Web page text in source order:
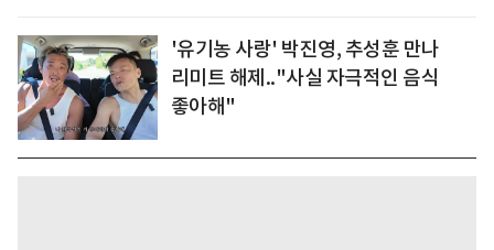
'유기농 사랑' 박진영, 추성훈 만나
리미트 해제.."사실 자극적인 음식
좋아해"